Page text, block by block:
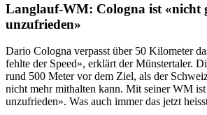
Langlauf-WM: Cologna ist «nicht
unzufrieden»
Dario Cologna verpasst über 50 Kilometer
fehlte der Speed», erklärt der Münstertaler.
rund 500 Meter vor dem Ziel, als der
nicht mehr mithalten kann. Mit seiner WM
unzufrieden». Was auch immer das jetzt